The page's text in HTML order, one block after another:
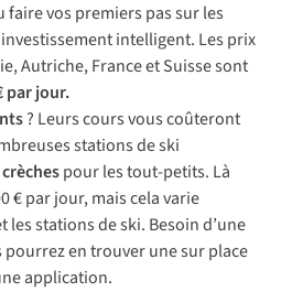
vos premiers pas sur les
intelligent. Les prix
Autriche, France et Suisse sont
par jour.
? Leurs cours vous coûteront
stations de ski
crèchespour les tout-petits. Là
€ par jour, mais cela varie
les stations de ski. Besoin d’une
pourrez en trouver une sur place
application.